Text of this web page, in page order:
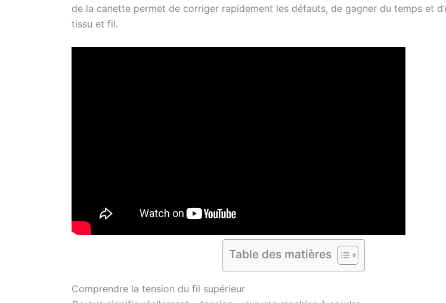
de la canette permet de corriger rapidement les défauts, de gagner du temps et
tissu et fil.
Table des matières
Comprendre la tension du fil supérieur